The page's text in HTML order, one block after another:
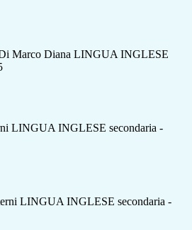
Marco Diana LINGUA INGLESE
LINGUA INGLESE secondaria -
LINGUA INGLESE secondaria -